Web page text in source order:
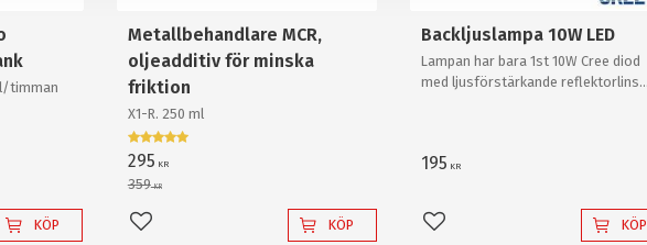
timman
KÖP
Metallbehandlare MCR,
oljeadditiv för minska
friktion
X1-R. 250 ml
295 KR
359KR
Lägg till i favoriter KÖP
Backljuslampa 10W LED
Lampan har bara 1st 10W Cree diod
med ljusförstärkande reflektorlins
195 KR
Lägg till i favoriter KÖP